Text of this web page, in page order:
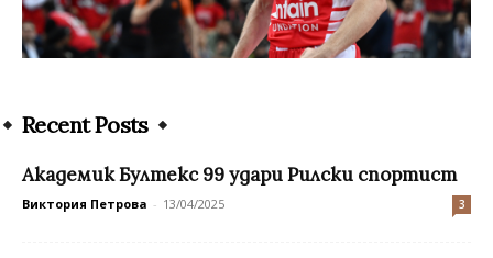
Recent Posts
Академик Бултекс 99 удари Рилски спортист
Виктория Петрова - 13/04/2025 3